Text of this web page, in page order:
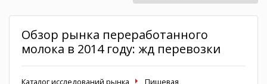
Обзор рынка переработанного
молока в 2014 году: жд перевозки
Каталог исследований рынка
Пищевая